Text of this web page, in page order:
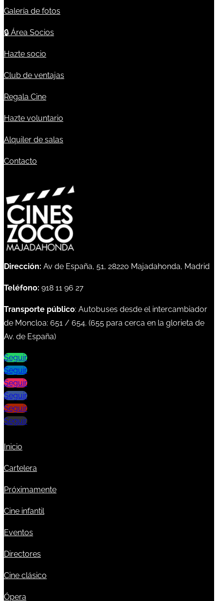
Galería de fotos
🔒 Área Socios
Hazte socio
Club de ventajas
Regala Cine
Hazte voluntario
Alquiler de salas
Contacto
Dirección: Av de España, 51, 28220 Majadahonda, Madrid
Teléfono: 918 11 96 27
Transporte público: Autobuses desde el intercambiador
de Moncloa: 651 / 654. (655 para cerca en la glorieta de
Av. de España)
Seguir
Seguir
Seguir
Seguir
Seguir
Seguir
Inicio
Cartelera
Próximamente
Cine infantil
Eventos
Directores
Cine clásico
Ópera